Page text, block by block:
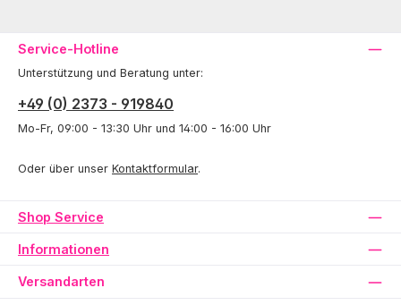
Service-Hotline
Unterstützung und Beratung unter:
+49 (0) 2373 - 919840
Mo-Fr, 09:00 - 13:30 Uhr und 14:00 - 16:00 Uhr
Oder über unser Kontaktformular.
Shop Service
Informationen
Versandarten